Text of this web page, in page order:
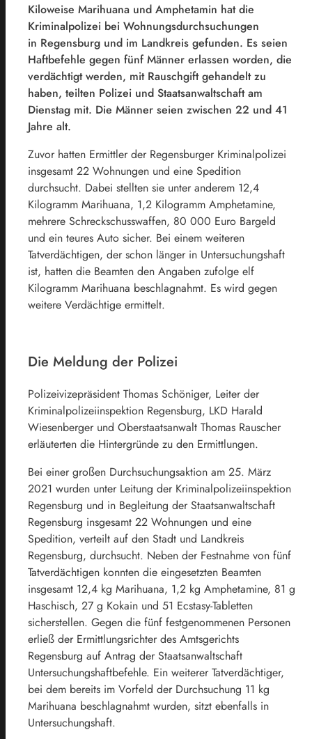
Kiloweise Marihuana und Amphetamin hat die
Kriminalpolizei bei Wohnungsdurchsuchungen
in Regensburg und im Landkreis gefunden. Es seien
Haftbefehle gegen fünf Männer erlassen worden, die
verdächtigt werden, mit Rauschgift gehandelt zu
haben, teilten Polizei und Staatsanwaltschaft am
Dienstag mit. Die Männer seien zwischen 22 und 41
Jahre alt.
Zuvor hatten Ermittler der Regensburger Kriminalpolizei
insgesamt 22 Wohnungen und eine Spedition
durchsucht. Dabei stellten sie unter anderem 12,4
Kilogramm Marihuana, 1,2 Kilogramm Amphetamine,
mehrere Schreckschusswaffen, 80 000 Euro Bargeld
und ein teures Auto sicher. Bei einem weiteren
Tatverdächtigen, der schon länger in Untersuchungshaft
ist, hatten die Beamten den Angaben zufolge elf
Kilogramm Marihuana beschlagnahmt. Es wird gegen
weitere Verdächtige ermittelt.
Die Meldung der Polizei
Polizeivizepräsident Thomas Schöniger, Leiter der
Kriminalpolizeiinspektion Regensburg, LKD Harald
Wiesenberger und Oberstaatsanwalt Thomas Rauscher
erläuterten die Hintergründe zu den Ermittlungen.
Bei einer großen Durchsuchungsaktion am 25. März
2021 wurden unter Leitung der Kriminalpolizeiinspektion
Regensburg und in Begleitung der Staatsanwaltschaft
Regensburg insgesamt 22 Wohnungen und eine
Spedition, verteilt auf den Stadt und Landkreis
Regensburg, durchsucht. Neben der Festnahme von fünf
Tatverdächtigen konnten die eingesetzten Beamten
insgesamt 12,4 kg Marihuana, 1,2 kg Amphetamine, 81 g
Haschisch, 27 g Kokain und 51 Ecstasy-Tabletten
sicherstellen. Gegen die fünf festgenommenen Personen
erließ der Ermittlungsrichter des Amtsgerichts
Regensburg auf Antrag der Staatsanwaltschaft
Untersuchungshaftbefehle. Ein weiterer Tatverdächtiger,
bei dem bereits im Vorfeld der Durchsuchung 11 kg
Marihuana beschlagnahmt wurden, sitzt ebenfalls in
Untersuchungshaft.